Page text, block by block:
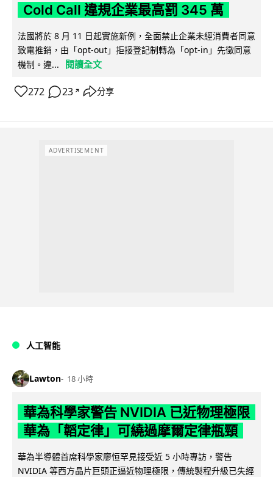
Cold Call 違規企業最高罰 345 萬
法國將於 8 月 11 日起實施新例，全面禁止企業未經消費者同意
致電推銷，由「opt-out」拒接登記制轉為「opt-in」先徵同意
機制。違...
閱讀全文
272 23 ↗ 分享
ADVERTISEMENT
人工智能
Lawton 18 小時
華為科學家警告 NVIDIA 已近物理極限
華為「韜定律」可繞過摩爾定律瓶頸
華為半導體首席科學家廖恒罕見接受近 5 小時專訪，警告
NVIDIA 等西方晶片巨頭正逼近物理極限，傳統製程升級已失經